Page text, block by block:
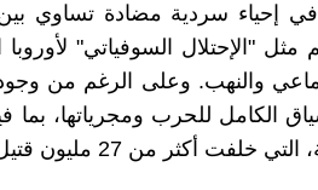
في إحياء سردية مضادة تساوي بين
"الإحتلال السوفياتي" لأوروبا
والنهب. وعلى الرغم من
الكامل للحرب ومجرياتها، بما
أكثر من 27 مليون قتيل.